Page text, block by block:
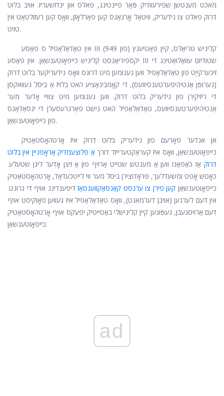
מאכט מענטשן שפּירעוודיק פֿאַר פיינטינג, פאלס און ינדזשעריז. אויב בלוט
דרוק פאלט צו נידעריק, וויטאַל אָרגאַנס קען פאַרלאָזן, וואָס קען רעזולטאַט אין
טויט.
אין טאַדאַלאַפיל ס פאַסע III קליניש טריאַלס, קיין פּאַטיענץ (פון 949)
יקספּיריאַנסט קליניש כייפּאָוטענשאַן. אין פאַסע III שטודיום עוואַלואַטינג די
זיכערקייַט פון טאַדאַלאַפיל ווען גענומען מיט דרוגס וואָס נידעריקער בלוט דרוק
(גערופֿן אַנטיהיפּערטענסיוועס), די קאָמבינאַציע האט בלויז אַ ביסל געוואקסן
די ריזיקירן פון נידעריק בלוט דרוק. ווען גענומען מיט צוויי אָדער מער
אַנטיהיפּערטענסיוועס, טאַדאַלאַפיל האט נישט פאַרגרעסערן די ינסאַדאַנס
פון כייפּאָוטענשאַן.
אן אנדער פאָרעם פון נידעריק בלוט דרוק איז אָרטהאָסטאַטיק
כייפּאָוטענשאַן, וואָס איז קעראַקטערייזד דורך אַ פּלוצעמדיק אַראָפּגיין אין בלוט
דרוק אַז כאַפּאַנז ווען אַ מענטש שטייט אַרויף פון אַ זיצן אָדער ליגן שטעלע.
כאָטש אָפט ומשעדלעך, פּראָדוצירן ביסל מער ווי לייטכעדאַד, אָרטהאָסטאַטיק
כייפּאָוטענשאַן קען פירן צו ערנסט קאַנסאַקווענסאַז דיפּענדינג אויף די גרונט.
אין דעם לערנען (אויבן דערמאנט), וואָס טאַדאַלאַפיל איז געווען פאָוקיסט אויף
דעם אַרויסגעבן, געפֿונען קיין קלינישלי באַטייטיק יפעקס אויף אָרטהאָסטאַטיק
כייפּאָוטענשאַן.
ad